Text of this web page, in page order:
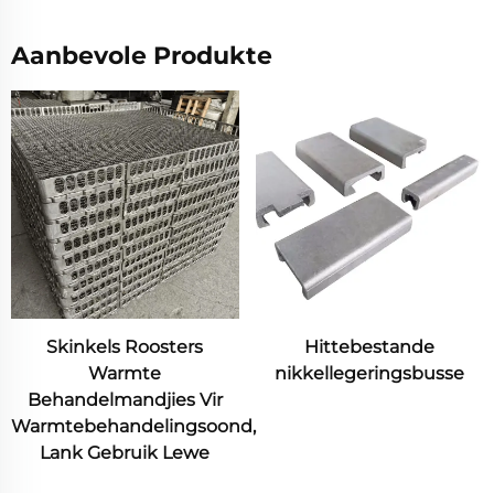
Aanbevole Produkte
Skinkels Roosters
Warmte
Behandelmandjies Vir
Warmtebehandelingsoond,
Lank Gebruik Lewe
Hittebestande
nikkellegeringsbusse